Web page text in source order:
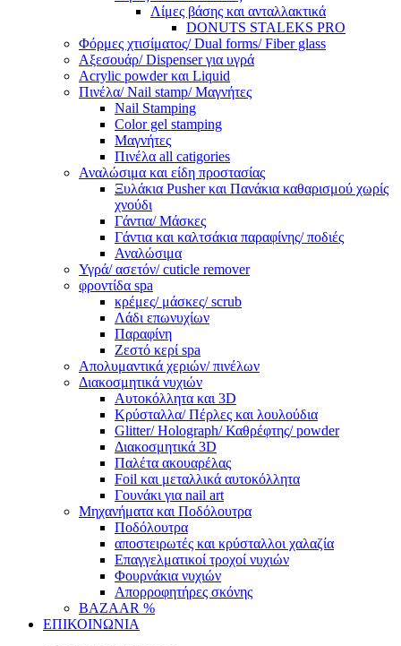
Λίμες βάσης και ανταλλακτικά
DONUTS STALEKS PRO
Φόρμες χτισίματος/ Dual forms/ Fiber glass
Αξεσουάρ/ Dispenser για υγρά
Acrylic powder και Liquid
Πινέλα/ Nail stamp/ Μαγνήτες
Nail Stamping
Color gel stamping
Μαγνήτες
Πινέλα all catigories
Αναλώσιμα και είδη προστασίας
Ξυλάκια Pusher και Πανάκια καθαρισμού χωρίς
χνούδι
Γάντια/ Μάσκες
Γάντια και καλτσάκια παραφίνης/ ποδιές
Αναλώσιμα
Υγρά/ ασετόν/ cuticle remover
φροντίδα spa
κρέμες/ μάσκες/ scrub
Λάδι επωνυχίων
Παραφίνη
Ζεστό κερί spa
Απολυμαντικά χεριών/ πινέλων
Διακοσμητικά νυχιών
Αυτοκόλλητα και 3D
Κρύσταλλα/ Πέρλες και λουλούδια
Glitter/ Holograph/ Καθρέφτης/ powder
Διακοσμητικά 3D
Παλέτα ακουαρέλας
Foil και μεταλλικά αυτοκόλλητα
Γουνάκι για nail art
Μηχανήματα και Ποδόλουτρα
Ποδόλουτρα
αποστειρωτές και κρύσταλλοι χαλαζία
Επαγγελματικοί τροχοί νυχιών
Φουρνάκια νυχιών
Απορροφητήρες σκόνης
BAZAAR %
ΕΠΙΚΟΙΝΩΝΙΑ